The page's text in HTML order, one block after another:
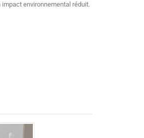
environnemental réduit.